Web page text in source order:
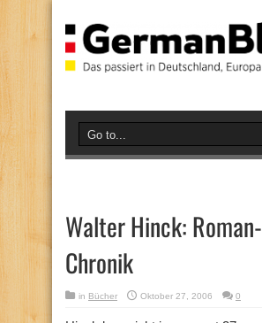
Walter Hinck: Roman-
Chronik
in Bücher Oktober 27, 2006 0